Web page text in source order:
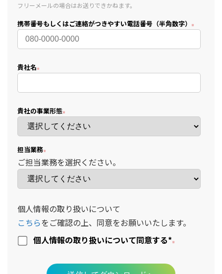
フリーメールの場合はお送りできかねます。
携帯番号もしくはご連絡がつきやすい電話番号（半角数字）
貴社名
貴社の事業形態
担当業務
ご担当業務を選択ください。
個人情報の取り扱いについて
こちらをご確認の上、同意をお願いいたします。
個人情報の取り扱いについて同意する*